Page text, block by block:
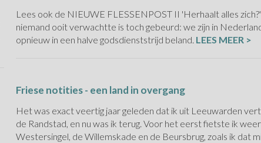
Lees ook de NIEUWE FLESSENPOST II 'Herhaalt alles
niemand ooit verwachtte is toch gebeurd: we zijn in
opnieuw in een halve godsdienststrijd beland. LEES MEER >
Friese notities - een land in overgang
Het was exact veertig jaar geleden dat ik uit Leeuwarden
de Randstad, en nu was ik terug. Voor het eerst fietste ik
Westersingel, de Willemskade en de Beursbrug, zoals ik dat